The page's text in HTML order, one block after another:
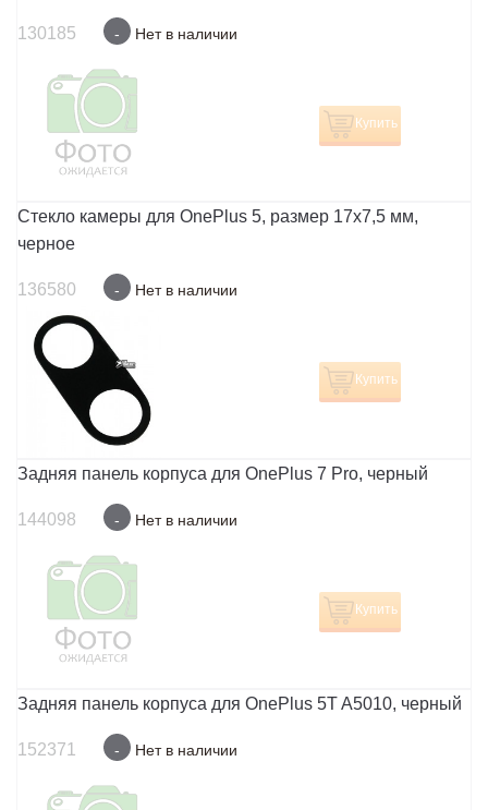
130185 - Нет в наличии
Купить
Стекло камеры для OnePlus 5, размер 17x7,5 мм,
черное
136580 - Нет в наличии
Купить
Задняя панель корпуса для OnePlus 7 Pro, черный
144098 - Нет в наличии
Купить
Задняя панель корпуса для OnePlus 5T A5010, черный
152371 - Нет в наличии